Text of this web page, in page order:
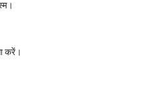
करें।